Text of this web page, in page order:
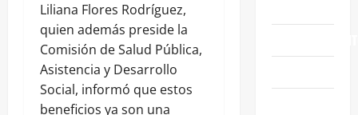
Liliana Flores Rodríguez,
quien además preside la
Comisión de Salud Pública,
Asistencia y Desarrollo
Social, informó que estos
beneficios ya son una